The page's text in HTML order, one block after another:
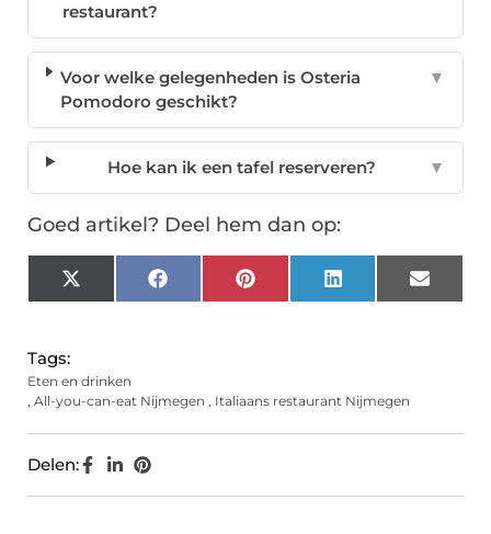
restaurant?
Voor welke gelegenheden is Osteria
Pomodoro geschikt?
▼
Hoe kan ik een tafel reserveren? ▼
Goed artikel? Deel hem dan op:
X
(Twitter)
FacebookPinterest LinkedIn Email
Tags:
Eten en drinken
, All-you-can-eat Nijmegen , Italiaans restaurant Nijmegen
Delen: